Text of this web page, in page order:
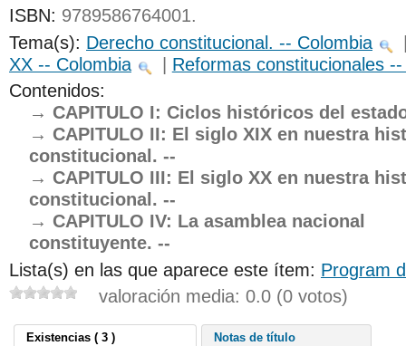
ISBN: 9789586764001.
Tema(s): Derecho constitucional. -- Colombia
XX -- Colombia
Reformas constitucionales
Contenidos:
CAPITULO I: Ciclos históricos del
CAPITULO II: El siglo XIX en nuestra
constitucional. --
CAPITULO III: El siglo XX en nuestra
constitucional. --
CAPITULO IV: La asamblea nacional
constituyente. --
Lista(s) en las que aparece este ítem: Program
valoración media: 0.0 (0 votos)
Existencias ( 3 ) Notas de título